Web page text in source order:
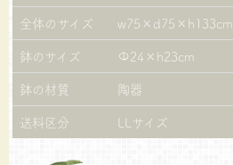
全体のサイズ
w75×d75×h133cm
鉢のサイズ
Φ24×h23cm
鉢の材質
陶器
送料区分
LLサイズ